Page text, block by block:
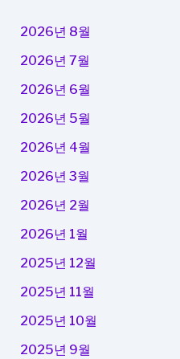
2026년 8월
2026년 7월
2026년 6월
2026년 5월
2026년 4월
2026년 3월
2026년 2월
2026년 1월
2025년 12월
2025년 11월
2025년 10월
2025년 9월